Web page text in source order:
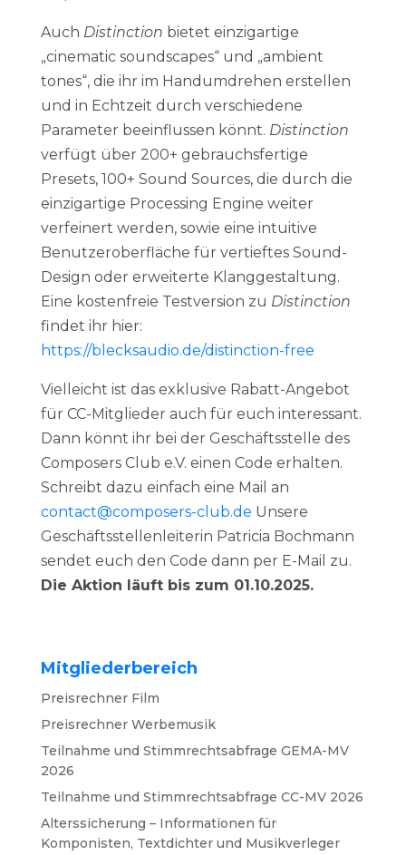
Auch Distinction bietet einzigartige
„cinematic soundscapes“ und „ambient
tones“, die ihr im Handumdrehen erstellen
und in Echtzeit durch verschiedene
Parameter beeinflussen könnt. Distinction
verfügt über 200+ gebrauchsfertige
Presets, 100+ Sound Sources, die durch die
einzigartige Processing Engine weiter
verfeinert werden, sowie eine intuitive
Benutzeroberfläche für vertieftes Sound-
Design oder erweiterte Klanggestaltung.
Eine kostenfreie Testversion zu Distinction
findet ihr hier:
https://blecksaudio.de/distinction-free
Vielleicht ist das exklusive Rabatt-Angebot
für CC-Mitglieder auch für euch interessant.
Dann könnt ihr bei der Geschäftsstelle des
Composers Club e.V. einen Code erhalten.
Schreibt dazu einfach eine Mail an
contact@composers-club.de Unsere
Geschäftsstellenleiterin Patricia Bochmann
sendet euch den Code dann per E-Mail zu.
Die Aktion läuft bis zum 01.10.2025.
Mitgliederbereich
Preisrechner Film
Preisrechner Werbemusik
Teilnahme und Stimmrechtsabfrage GEMA-MV
2026
Teilnahme und Stimmrechtsabfrage CC-MV 2026
Alterssicherung – Informationen für
Komponisten, Textdichter und Musikverleger